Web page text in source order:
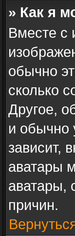
» Как я
Вместе с
обычно
сколько
Другое,
и обычно
зависит,
аватары
аватары,
причин.